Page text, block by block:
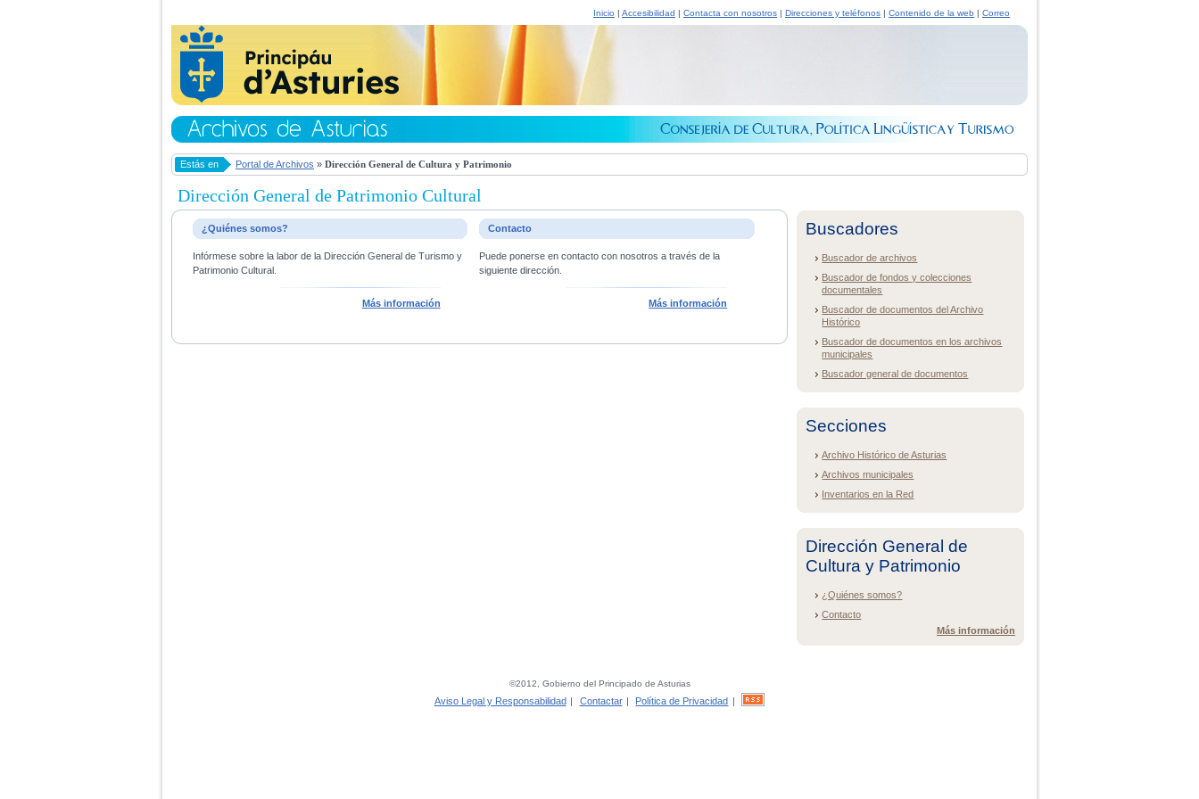
Inicio | Accesibilidad | Contacta con nosotros | Direcciones y teléfonos | Contenido de la web | Correo
Estás en Portal de Archivos » Dirección General de Cultura y Patrimonio
Dirección General de Patrimonio Cultural
¿Quiénes somos?
Infórmese sobre la labor de la Dirección General de Turismo y
Patrimonio Cultural.
Más información
Contacto
Puede ponerse en contacto con nosotros a través de la
siguiente dirección.
Más información
Buscadores
Buscador de archivos
Buscador de fondos y colecciones
documentales
Buscador de documentos del Archivo
Histórico
Buscador de documentos en los archivos
municipales
Buscador general de documentos
Secciones
Archivo Histórico de Asturias
Archivos municipales
Inventarios en la Red
Dirección General de
Cultura y Patrimonio
¿Quiénes somos?
Contacto
Más información
©2012, Gobierno del Principado de Asturias
Aviso Legal y Responsabilidad | Contactar | Política de Privacidad |